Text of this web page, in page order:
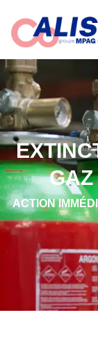
GAZ
ACTION